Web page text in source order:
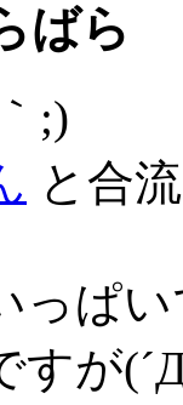
ばら
;)
と合
っぱ
すが